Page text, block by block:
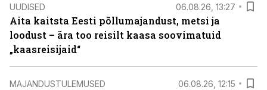
UUDISED 06.08.26, 13:27
Aita kaitsta Eesti põllumajandust, metsi ja
loodust – ära too reisilt kaasa soovimatuid
„kaasreisijaid“
MAJANDUSTULEMUSED 06.08.26, 12:15